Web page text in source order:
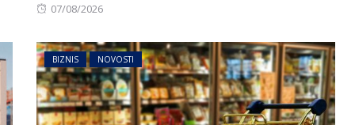
Posted
07/08/2026
BIZNIS NOVOSTI